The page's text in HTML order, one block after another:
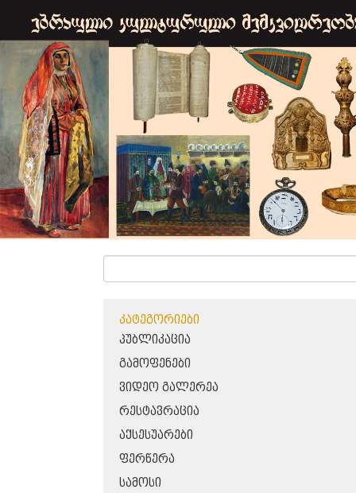
ᲙᲐᲢᲔᲒᲝᲠᲘᲔᲑᲘ
ᲞᲣᲑᲚᲘᲙᲐᲪᲘᲐ
ᲒᲐᲛᲝᲤᲔᲜᲔᲑᲘ
ᲕᲘᲓᲔᲝ ᲒᲐᲚᲔᲠᲔᲐ
ᲠᲔᲡᲢᲐᲕᲠᲐᲪᲘᲐ
ᲐᲥᲡᲔᲡᲣᲐᲠᲔᲑᲘ
ᲤᲔᲠᲬᲔᲠᲐ
ᲡᲐᲛᲝᲡᲘ